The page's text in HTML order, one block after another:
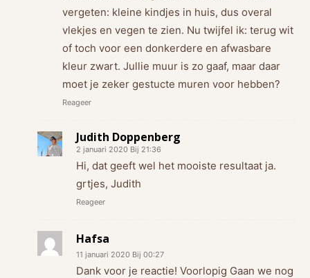
vergeten: kleine kindjes in huis, dus overal
vlekjes en vegen te zien. Nu twijfel ik: terug wit
of toch voor een donkerdere en afwasbare
kleur zwart. Jullie muur is zo gaaf, maar daar
moet je zeker gestucte muren voor hebben?
Reageer
Judith Doppenberg
2 januari 2020 Bij 21:36
Hi, dat geeft wel het mooiste resultaat ja.
grtjes, Judith
Reageer
Hafsa
11 januari 2020 Bij 00:27
Dank voor je reactie! Voorlopig Gaan we nog